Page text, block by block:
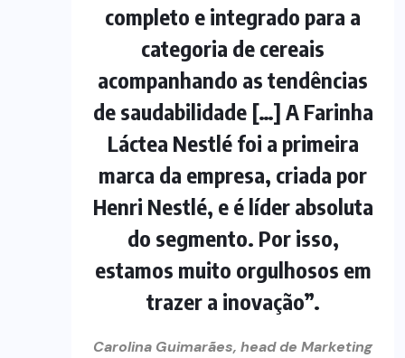
completo e integrado para a
categoria de cereais
acompanhando as tendências
de saudabilidade […] A Farinha
Láctea Nestlé foi a primeira
marca da empresa, criada por
Henri Nestlé, e é líder absoluta
do segmento. Por isso,
estamos muito orgulhosos em
trazer a inovação”.
Carolina Guimarães, head de Marketing